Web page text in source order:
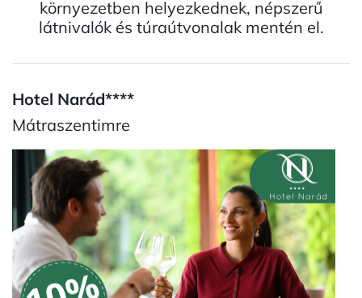
környezetben helyezkednek, népszerű
látnivalók és túraútvonalak mentén el.
Hotel Narád****
Mátraszentimre